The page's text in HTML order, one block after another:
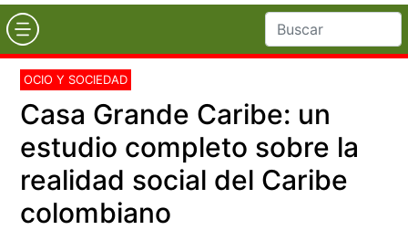
OCIO Y SOCIEDAD
Casa Grande Caribe: un
estudio completo sobre la
realidad social del Caribe
colombiano